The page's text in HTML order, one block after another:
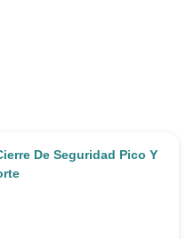
De Seguridad Pico Y